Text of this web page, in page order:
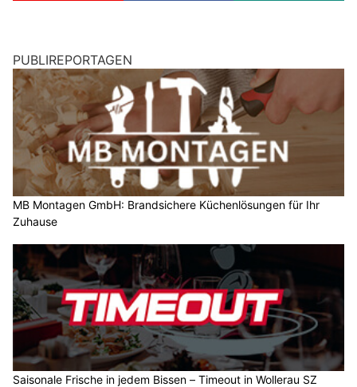
PUBLIREPORTAGEN
MB Montagen GmbH: Brandsichere Küchenlösungen für Ihr
Zuhause
Saisonale Frische in jedem Bissen – Timeout in Wollerau SZ